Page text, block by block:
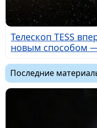
Телескоп TESS
новым способом
Последние